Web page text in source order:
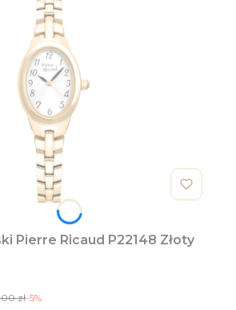
Pierre Ricaud P22148 Złoty
zł-5%